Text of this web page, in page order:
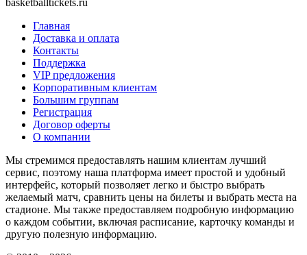
basketballtickets.ru
Главная
Доставка и оплата
Контакты
Поддержка
VIP предложения
Корпоративным клиентам
Большим группам
Регистрация
Договор оферты
О компании
Мы стремимся предоставлять нашим клиентам лучший
сервис, поэтому наша платформа имеет простой и удобный
интерфейс, который позволяет легко и быстро выбрать
желаемый матч, сравнить цены на билеты и выбрать места на
стадионе. Мы также предоставляем подробную информацию
о каждом событии, включая расписание, карточку команды и
другую полезную информацию.